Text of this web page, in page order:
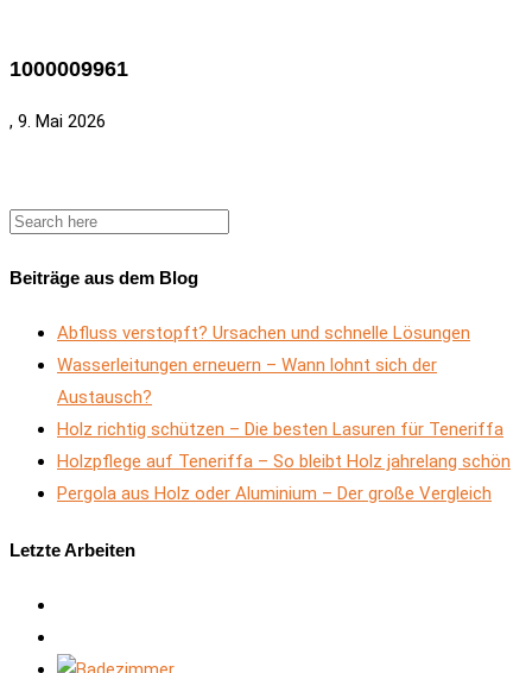
1000009961
, 9. Mai 2026
Beiträge aus dem Blog
Abfluss verstopft? Ursachen und schnelle Lösungen
Wasserleitungen erneuern – Wann lohnt sich der
Austausch?
Holz richtig schützen – Die besten Lasuren für Teneriffa
Holzpflege auf Teneriffa – So bleibt Holz jahrelang schön
Pergola aus Holz oder Aluminium – Der große Vergleich
Letzte Arbeiten